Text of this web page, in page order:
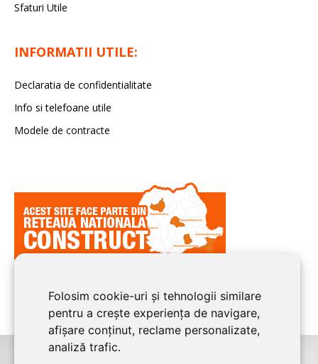
Folosim cookie-uri și tehnologii similare
pentru a crește experiența de navigare,
afișare conținut, reclame personalizate,
analiză trafic.
Sfaturi Utile
INFORMATII UTILE:
Declaratia de confidentialitate
Info si telefoane utile
Modele de contracte